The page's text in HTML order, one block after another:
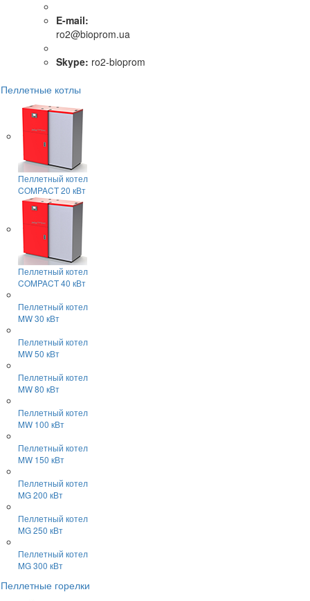
E-mail:
ro2@bioprom.ua
Skype: ro2-bioprom
Пеллетные котлы
Пеллетный котел
COMPACT 20 кВт
Пеллетный котел
COMPACT 40 кВт
Пеллетный котел
MW 30 кВт
Пеллетный котел
MW 50 кВт
Пеллетный котел
MW 80 кВт
Пеллетный котел
MW 100 кВт
Пеллетный котел
MW 150 кВт
Пеллетный котел
MG 200 кВт
Пеллетный котел
MG 250 кВт
Пеллетный котел
MG 300 кВт
Пеллетные горелки